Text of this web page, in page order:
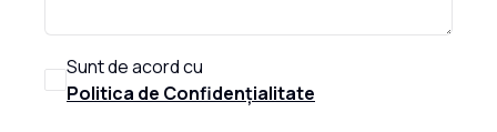
Sunt de acord cu
Politica de Confidențialitate